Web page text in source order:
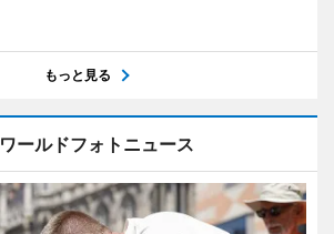
もっと見る
ワールドフォトニュース